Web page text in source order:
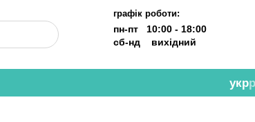
графік роботи:
пн-пт 10:00 - 18:00
сб-нд вихідний
укр